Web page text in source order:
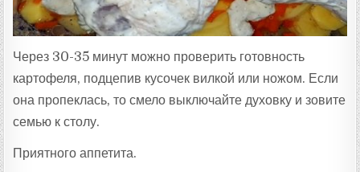
Через 30-35 минут можно проверить готовность
картофеля, подцепив кусочек вилкой или ножом. Если
она пропеклась, то смело выключайте духовку и зовите
семью к столу.
Приятного аппетита.